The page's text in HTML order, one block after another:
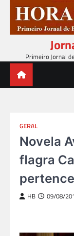
content
Primeiro Jornal
GERAL
Novela
flagra
HB 09/08/